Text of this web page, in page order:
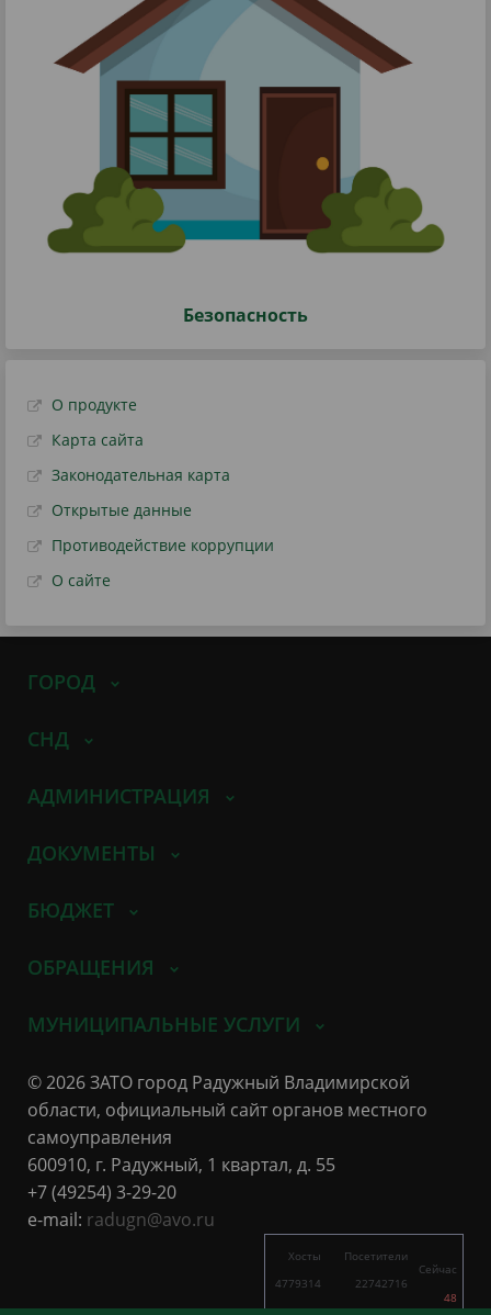
Безопасность
О продукте
Карта сайта
Законодательная карта
Открытые данные
Противодействие коррупции
О сайте
ГОРОД
СНД
АДМИНИСТРАЦИЯ
ДОКУМЕНТЫ
БЮДЖЕТ
ОБРАЩЕНИЯ
МУНИЦИПАЛЬНЫЕ УСЛУГИ
© 2026 ЗАТО город Радужный Владимирской
области, официальный сайт органов местного
самоуправления
600910, г. Радужный, 1 квартал, д. 55
+7 (49254) 3-29-20
e-mail: radugn@avo.ru
Хосты
4779314
5342
Посетители
22742716
15927
Сейчас
48